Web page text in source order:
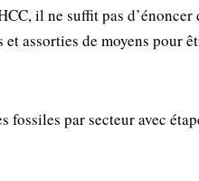
il ne suffit pas d’énoncer
assorties de moyens pour
fossiles par secteur avec